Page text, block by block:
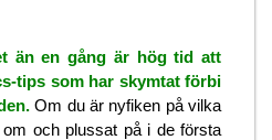
än en gång är hög tid att
tips som har skymtat förbi
Om du är nyfiken på vilka
och plussat på i de första